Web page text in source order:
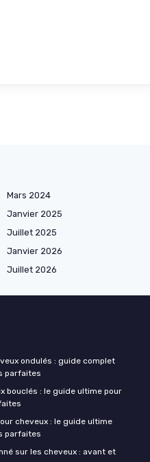
Mars 2024
Janvier 2025
Juillet 2025
Janvier 2026
Juillet 2026
ondulés : guide complet
parfaites
bouclés : le guide ultime pour
cheveux : le guide ultime
parfaites
sur les cheveux : avant et